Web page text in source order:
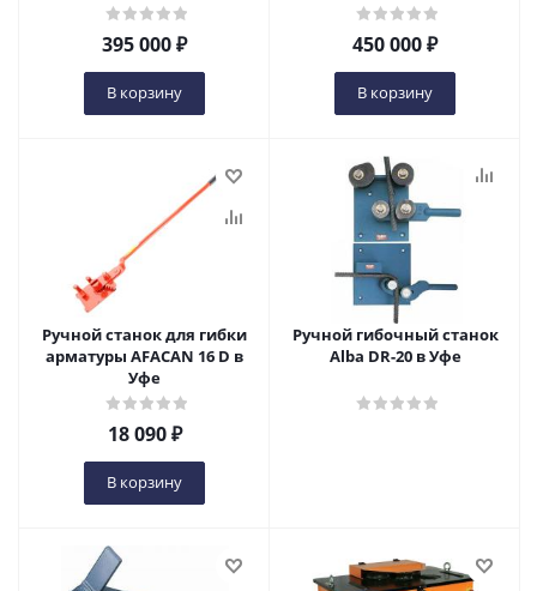
395 000₽
В корзину
450 000₽
В корзину
Ручной станок для гибки
арматуры AFACAN 16 D в
Уфе
18 090₽
В корзину
Ручной гибочный станок
Alba DR-20 в Уфе